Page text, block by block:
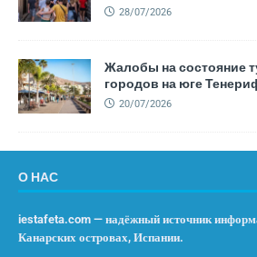
28/07/2026
Жалобы на состояние
городов на юге
20/07/2026
О НАС
iestafeta.com — надёжный источник
Канарских островах, Испании.